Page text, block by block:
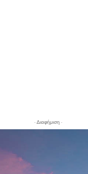
- Διαφήμιση -